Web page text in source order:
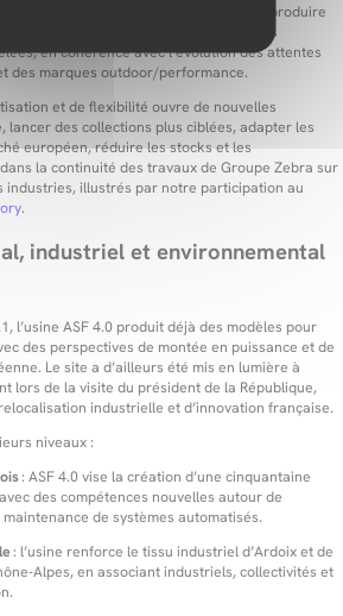
petites séries
: l’outil a été conçu pour produire
mais aussi des séries plus courtes, plus
en cohérence avec l’évolution des attentes
des marques outdoor/performance.
et de flexibilité ouvre de nouvelles
lancer des collections plus ciblées, adapter les
européen, réduire les stocks et les
la continuité des travaux de Groupe Zebra sur
industries, illustrés par notre participation au
.
industriel et environnemental
l’usine ASF 4.0 produit déjà des modèles pour
des perspectives de montée en puissance et de
Le site a d’ailleurs été mis en lumière à
lors de la visite du président de la République,
industrielle et d’innovation française.
niveaux :
: ASF 4.0 vise la création d’une cinquantaine
des compétences nouvelles autour de
de systèmes automatisés.
: l’usine renforce le tissu industriel d’Ardoix et de
en associant industriels, collectivités et